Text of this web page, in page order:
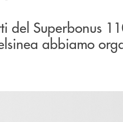
del Superbonus
abbiamo